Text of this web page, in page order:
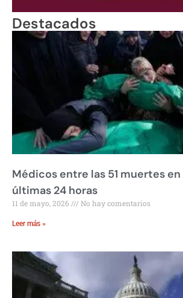
Destacados
Médicos entre las 51 muertes
últimas 24 horas
11 de mayo, 2026 No hay comentarios
Leer más »